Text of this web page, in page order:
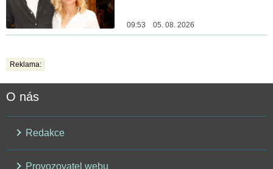
09:53 05. 08. 2026
Reklama:
O nás
Redakce
Provozovatel webu